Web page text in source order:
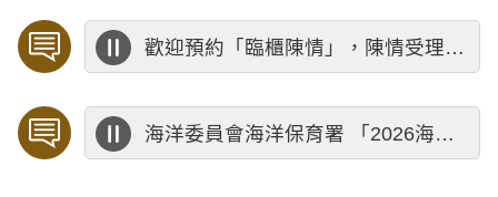
歡迎預約「臨櫃陳情」，陳情受理中心將優先排定人員與您接談，釐清案情爭點後收案處理，以節省您的寶貴時間。
海洋委員會海洋保育署 「2026海洋保育創意短影音競賽」活動